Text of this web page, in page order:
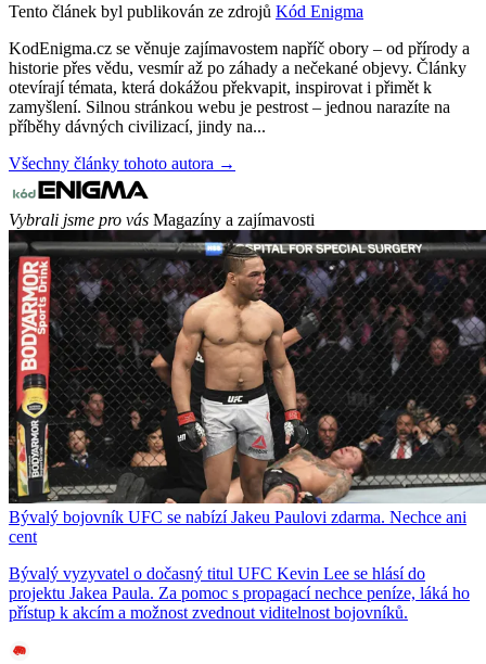
Tento článek byl publikován ze zdrojů Kód Enigma
KodEnigma.cz se věnuje zajímavostem napříč obory – od přírody a
historie přes vědu, vesmír až po záhady a nečekané objevy. Články
otevírají témata, která dokážou překvapit, inspirovat i přimět k
zamyšlení. Silnou stránkou webu je pestrost – jednou narazíte na
příběhy dávných civilizací, jindy na...
Všechny články tohoto autora →
Vybrali jsme pro vás Magazíny a zajímavosti
Bývalý bojovník UFC se nabízí Jakeu Paulovi zdarma. Nechce ani
cent
Bývalý vyzyvatel o dočasný titul UFC Kevin Lee se hlásí do
projektu Jakea Paula. Za pomoc s propagací nechce peníze, láká ho
přístup k akcím a možnost zvednout viditelnost bojovníků.